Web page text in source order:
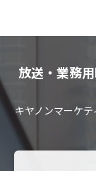
放送・業務
キヤノンマーケ